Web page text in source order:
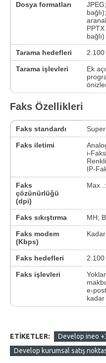
Dosya formatları
bağlı)
Tarama hedefleri
Tarama işlevleri
Ek
Faks Özellikleri
Faks standardı
Faks iletimi
i-Faks
IP-
Faks
çözünürlüğü
(dpi)
Max
Faks sıkıştırma MH;
Faks modem
(Kbps)
Faks hedefleri
Faks işlevleri
e-
kadar
ETIKETLER: Develop ineo
Develop kurumsal satış